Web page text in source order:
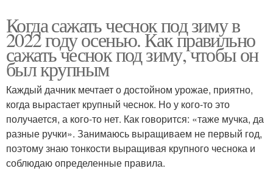
Когда сажать чеснок под зиму в
2022 году осенью. Как правильно
сажать чеснок под зиму, чтобы он
был крупным
Каждый дачник мечтает о достойном урожае, приятно,
когда вырастает крупный чеснок. Но у кого-то это
получается, а кого-то нет. Как говорится: «таже мучка, да
разные ручки». Занимаюсь выращиваем не первый год,
поэтому знаю тонкости выращивая крупного чеснока и
соблюдаю определенные правила.